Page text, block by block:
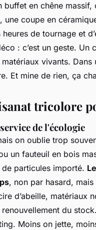
buffet en chêne
une coupe en
de tournage et
: c’est un geste. Un
vivants.
Et mine de rien, ça
tricolore
de l'écologie
on oublie trop
un fauteuil en bois
particules importé.
, non par hasard,
d’abeille, matériaux
du stock.
Moins on jette,